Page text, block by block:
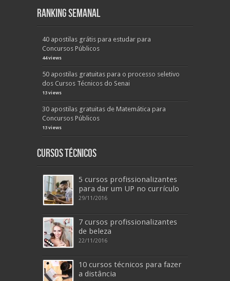
Ranking Semanal
40 apostilas grátis para estudar para
Concursos Públicos
44 views
50 apostilas gratuitas para o processo seletivo
dos Cursos Técnicos do Senai
13 views
30 apostilas gratuitas de Matemática para
Concursos Públicos
13 views
Cursos Técnicos
5 cursos profissionalizantes
para dar um UP no currículo
29/11/2016
7 cursos profissionalizantes
de beleza
22/11/2016
10 cursos técnicos para fazer
a distância